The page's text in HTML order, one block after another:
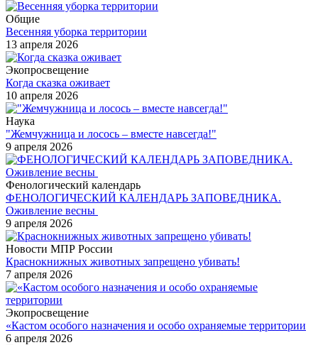
Общие
Весенняя уборка территории
13 апреля 2026
Экопросвещение
Когда сказка оживает
10 апреля 2026
Наука
"Жемчужница и лосось – вместе навсегда!"
9 апреля 2026
Фенологический календарь
ФЕНОЛОГИЧЕСКИЙ КАЛЕНДАРЬ ЗАПОВЕДНИКА.
Оживление весны
9 апреля 2026
Новости МПР России
Краснокнижных животных запрещено убивать!
7 апреля 2026
Экопросвещение
«Кастом особого назначения и особо охраняемые территории
6 апреля 2026